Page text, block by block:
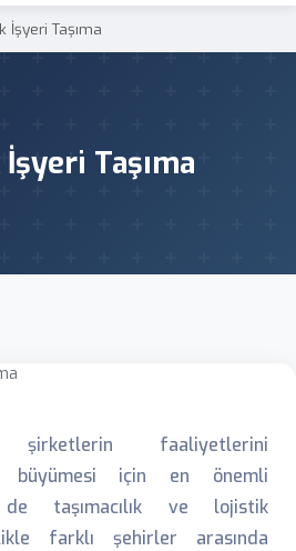
İşyeri Taşıma
Taşıma
faaliyetlerini
büyümesi için en önemli
taşımacılık ve lojistik
farklı şehirler arasında